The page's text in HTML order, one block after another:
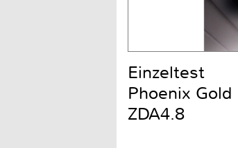
Einzeltest
Phoenix Gold
ZDA4.8